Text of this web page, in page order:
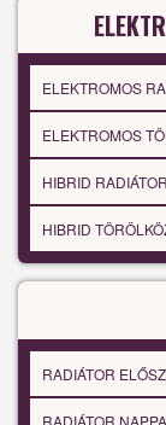
ELEKTROMOS
ELEKTROMOS
HIBRID RADIÁTOR
HIBRID
RADIÁTOR